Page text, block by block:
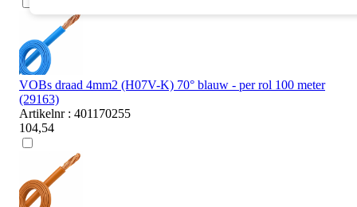
VOBs draad 4mm2 (H07V-K) 70° blauw - per rol 100 meter
(29163)
Artikelnr : 401170255
104,54